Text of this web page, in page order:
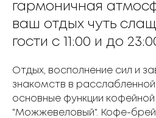
гармоничная
ваш отдых чуть
гости с 11:00 и до
Отдых, восполнение сил и
знакомств в
основные функции
"Можжевеловый". Кофе-